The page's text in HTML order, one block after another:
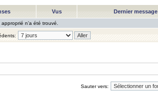
Vus Dernier message
n’a été trouvé.
Sauter vers: